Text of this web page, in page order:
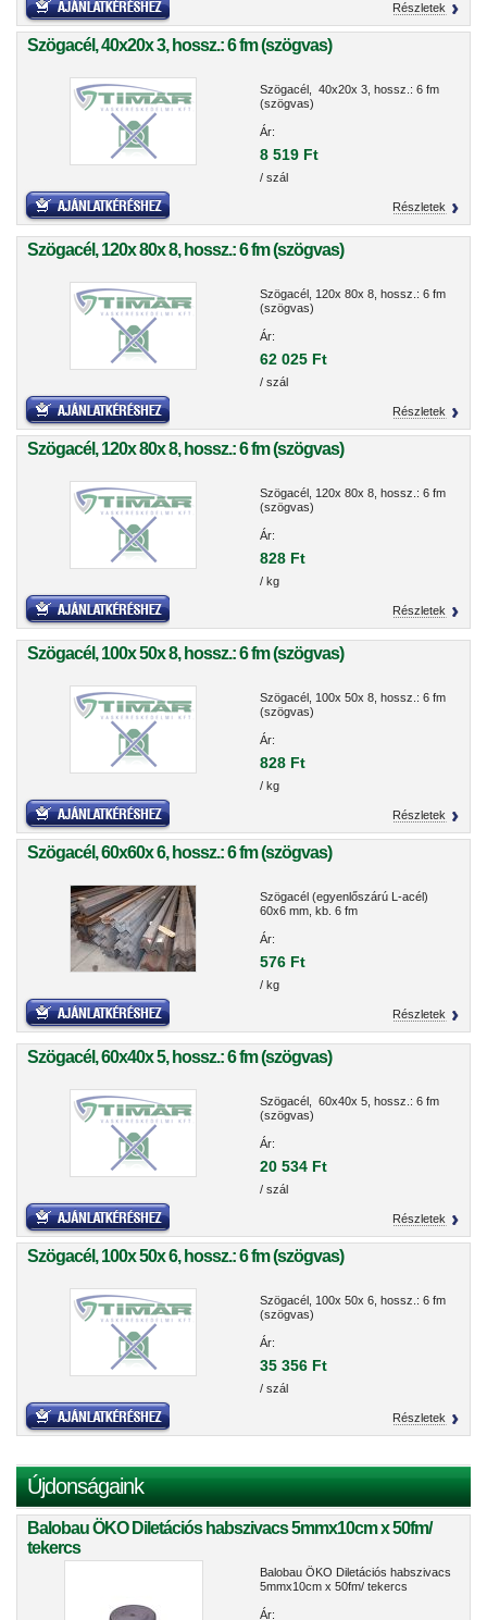
Részletek
Szögacél, 40x20x 3, hossz.: 6 fm (szögvas)
Szögacél, 40x20x 3, hossz.: 6 fm
(szögvas)
Ár:
8 519 Ft
/ szál
Részletek
Szögacél, 120x 80x 8, hossz.: 6 fm (szögvas)
Szögacél, 120x 80x 8, hossz.: 6 fm
(szögvas)
Ár:
62 025 Ft
/ szál
Részletek
Szögacél, 120x 80x 8, hossz.: 6 fm (szögvas)
Szögacél, 120x 80x 8, hossz.: 6 fm
(szögvas)
Ár:
828 Ft
/ kg
Részletek
Szögacél, 100x 50x 8, hossz.: 6 fm (szögvas)
Szögacél, 100x 50x 8, hossz.: 6 fm
(szögvas)
Ár:
828 Ft
/ kg
Részletek
Szögacél, 60x60x 6, hossz.: 6 fm (szögvas)
Szögacél (egyenlőszárú L-acél)
60x6 mm, kb. 6 fm
Ár:
576 Ft
/ kg
Részletek
Szögacél, 60x40x 5, hossz.: 6 fm (szögvas)
Szögacél, 60x40x 5, hossz.: 6 fm
(szögvas)
Ár:
20 534 Ft
/ szál
Részletek
Szögacél, 100x 50x 6, hossz.: 6 fm (szögvas)
Szögacél, 100x 50x 6, hossz.: 6 fm
(szögvas)
Ár:
35 356 Ft
/ szál
Részletek
Újdonságaink
Balobau ÖKO Diletációs habszivacs 5mmx10cm x 50fm/
tekercs
Balobau ÖKO Diletációs habszivacs
5mmx10cm x 50fm/ tekercs
Ár: